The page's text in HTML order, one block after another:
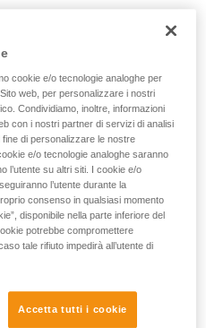
l'assicurazione non è solo
cookie e/o tecnologie analoghe per
web, per personalizzare i nostri
Condividiamo, inoltre, informazioni
con i nostri partner di servizi di analisi
di personalizzare le nostre
e/o tecnologie analoghe saranno
l’utente su altri siti. I cookie e/o
l’utente durante la
consenso in qualsiasi momento
disponibile nella parte inferiore del
potrebbe compromettere
tale rifiuto impedirà all’utente di
Accetta tutti i cookie